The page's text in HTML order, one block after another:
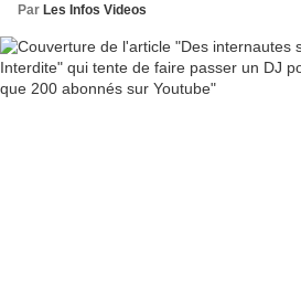
Par Les Infos Videos